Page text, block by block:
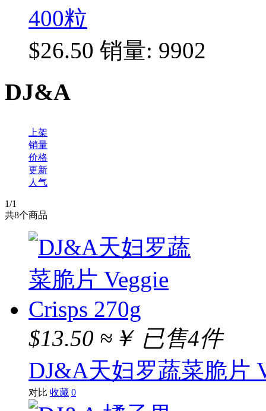
400粒
$26.50 销量: 9902
DJ&A
上架
销量
价格
更新
人气
1/1
共8个商品
$13.50 ≈￥ 已售4件
DJ&A天妇罗蔬菜脆片
对比 收藏 0